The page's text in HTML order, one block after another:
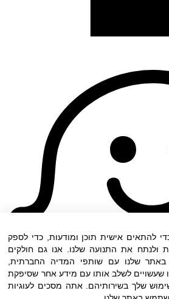
להתאים אישית תוכן ומודעות, כדי לספק
ולנתח את התנועה שלנו. אנו גם חולקים
שלנו עם שותפי המדיה החברתית,
שעשויים לשלב אותו עם מידע אחר שסיפקת
שלך בשירותיהם. אתה מסכים לעוגיות